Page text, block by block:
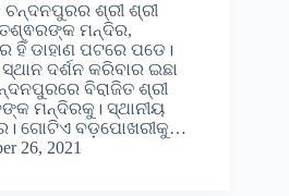
ଚନ୍ଦନପୁରର ଶ୍ରୀ ଶ୍ରୀ
ମନ୍ଦିର,
ହିଁ ଡାହାଣ ପଟରେ ପଡେ।
ଦର୍ଶନ କରିବାର ଇଛା
ବିରାଜିତ ଶ୍ରୀ
ମନ୍ଦିରକୁ। ସ୍ଥାନୀୟ
ଗୋଟିଏ ବଡ଼ପୋଖରୀକୁ…
26, 2021